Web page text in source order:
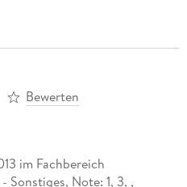
Bewerten
im Fachbereich
Sonstiges, Note: 1, 3, ,